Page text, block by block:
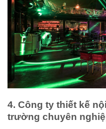
4. Công ty thiết kế
trường chuyên